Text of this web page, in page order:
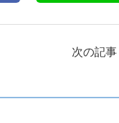
次の記事